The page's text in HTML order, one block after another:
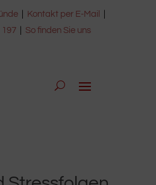
Kontakt per E-Mail
197| So finden Sie uns